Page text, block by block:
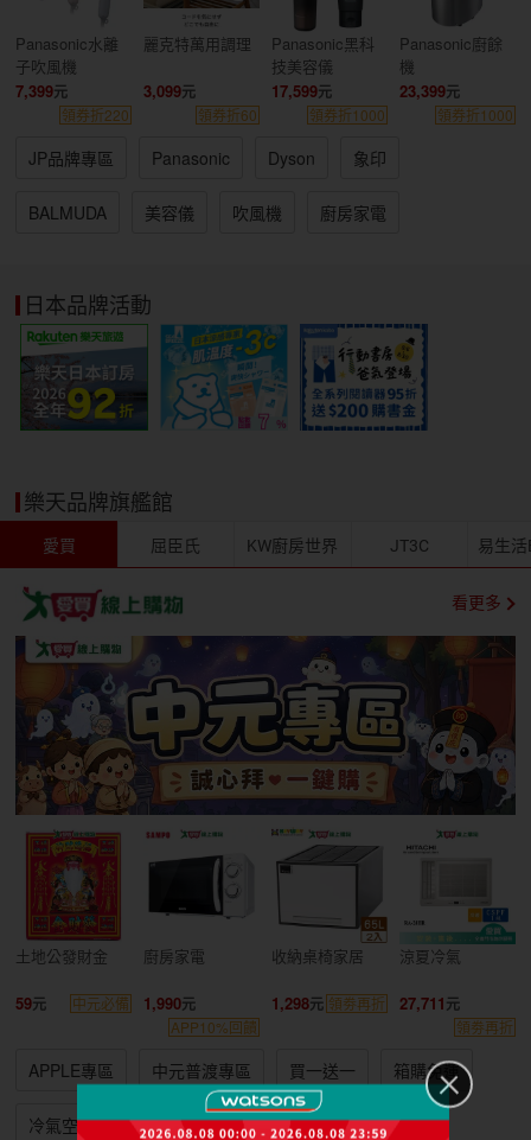
Panasonic水離
子吹風機
7,399
領券折220
麗克特萬用調理
3,099
領券折60
Panasonic黑科
技美容儀
17,599
領券折1000
Panasonic廚餘
機
23,399
領券折1000
JP品牌專區 Panasonic Dyson 象印
BALMUDA 美容儀 吹風機 廚房家電
日本品牌活動
樂天品牌旗艦館
愛買 屈臣氏 KW廚房世界 JT3C 易生
看更多
土地公發財金
59 中元必備
廚房家電
1,990
APP10%回饋
收納桌椅家居
1,298 領劵再折
涼夏冷氣
27,711
領劵再折
APPLE專區 中元普渡專區 買一送一 箱購免運
冷氣空調 廚房家電 寵物免運